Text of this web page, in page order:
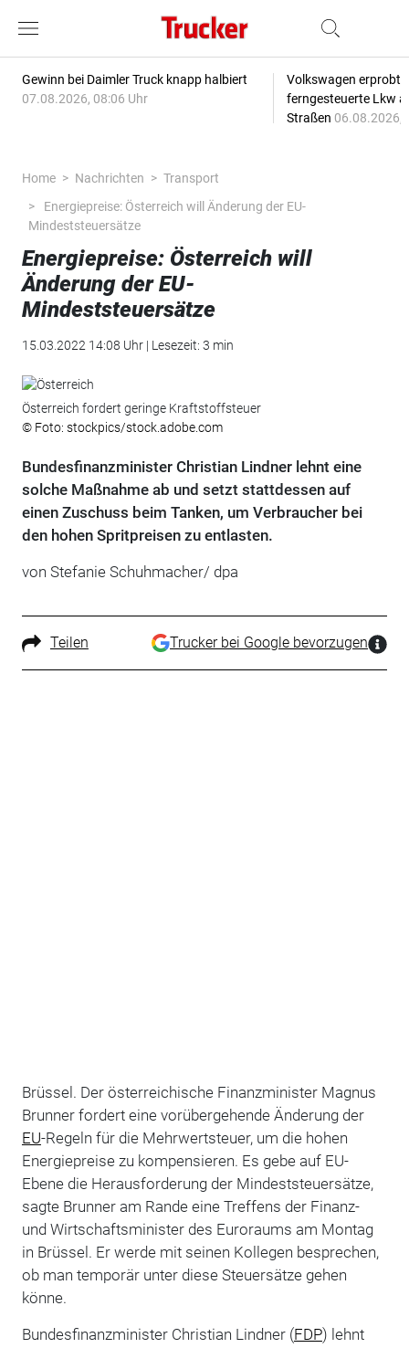
Gewinn bei Daimler Truck knapp halbiert
07.08.2026, 08:06 Uhr
Volkswagen erprobt
ferngesteuerte Lkw
Straßen 06.08.2026,
Home Nachrichten
Transport
Energiepreise: Österreich will Änderung der EU-
Mindeststeuersätze
Energiepreise: Österreich will
Änderung der EU-
Mindeststeuersätze
15.03.2022 14:08 Uhr | Lesezeit: 3 min
Österreich fordert geringe Kraftstoffsteuer
© Foto: stockpics/stock.adobe.com
Bundesfinanzminister Christian Lindner lehnt eine
solche Maßnahme ab und setzt stattdessen auf
einen Zuschuss beim Tanken, um Verbraucher bei
den hohen Spritpreisen zu entlasten.
von Stefanie Schuhmacher/ dpa
Teilen Trucker bei Google bevorzugen
Brüssel. Der österreichische Finanzminister Magnus
Brunner fordert eine vorübergehende Änderung der
EU-Regeln für die Mehrwertsteuer, um die hohen
Energiepreise zu kompensieren. Es gebe auf EU-
Ebene die Herausforderung der Mindeststeuersätze,
sagte Brunner am Rande eine Treffens der Finanz-
und Wirtschaftsminister des Euroraums am Montag
in Brüssel. Er werde mit seinen Kollegen besprechen,
ob man temporär unter diese Steuersätze gehen
könne.
Bundesfinanzminister Christian Lindner (FDP) lehnt